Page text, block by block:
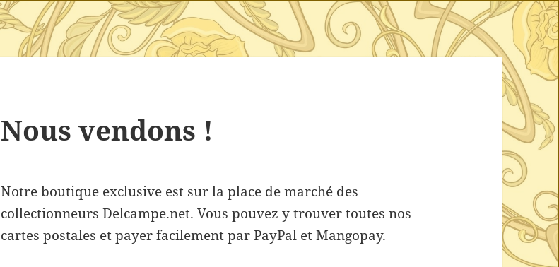
Nous vendons !
Notre boutique exclusive est sur la place de marché des
collectionneurs Delcampe.net. Vous pouvez y trouver toutes nos
cartes postales et payer facilement par PayPal et Mangopay.